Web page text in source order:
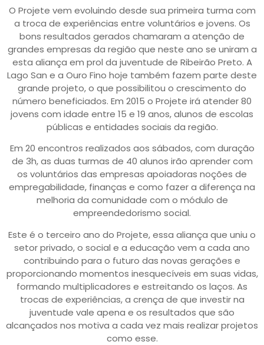
O Projete vem evoluindo desde sua primeira turma com
a troca de experiências entre voluntários e jovens. Os
bons resultados gerados chamaram a atenção de
grandes empresas da região que neste ano se uniram a
esta aliança em prol da juventude de Ribeirão Preto. A
Lago San e a Ouro Fino hoje também fazem parte deste
grande projeto, o que possibilitou o crescimento do
número beneficiados. Em 2015 o Projete irá atender 80
jovens com idade entre 15 e 19 anos, alunos de escolas
públicas e entidades sociais da região.
Em 20 encontros realizados aos sábados, com duração
de 3h, as duas turmas de 40 alunos irão aprender com
os voluntários das empresas apoiadoras noções de
empregabilidade, finanças e como fazer a diferença na
melhoria da comunidade com o módulo de
empreendedorismo social.
Este é o terceiro ano do Projete, essa aliança que uniu o
setor privado, o social e a educação vem a cada ano
contribuindo para o futuro das novas gerações e
proporcionando momentos inesquecíveis em suas vidas,
formando multiplicadores e estreitando os laços. As
trocas de experiências, a crença de que investir na
juventude vale apena e os resultados que são
alcançados nos motiva a cada vez mais realizar projetos
como esse.